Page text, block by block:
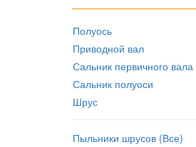
Полуось
Приводной вал
Сальник первичного вала
Сальник полуоси
Шрус
Пыльники шрусов (Все)